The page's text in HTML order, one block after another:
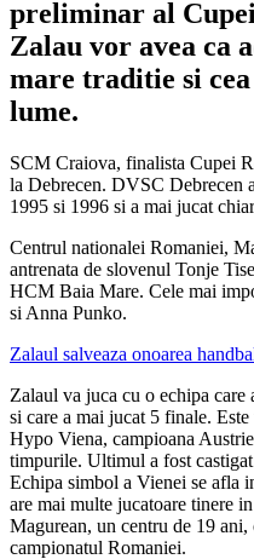
preliminar al
Zalau vor avea ca
mare traditie si
lume.
SCM Craiova, finalista Cupei
la Debrecen. DVSC Debrecen
1995 si 1996 si a mai jucat
Centrul nationalei Romaniei,
antrenata de slovenul Tonje
HCM Baia Mare. Cele mai
si Anna Punko.
Zalaul salveaza onoarea
Zalaul va juca cu o echipa
si care a mai jucat 5 finale.
Hypo Viena, campioana
timpurile. Ultimul a fost
Echipa simbol a Vienei se afla
are mai multe jucatoare tinere
Magurean, un centru de 19
campionatul Romaniei.